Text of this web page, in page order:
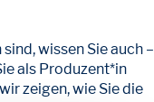
wissen Sie auch –
als Produzent*in
zeigen, wie Sie die